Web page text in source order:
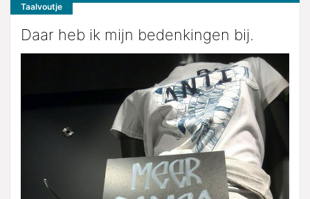
Taalvoutje
Daar heb ik mijn bedenkingen bij.